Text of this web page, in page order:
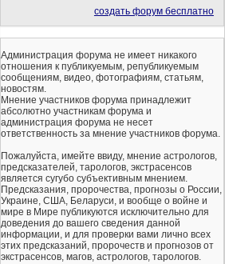
создать форум бесплатно
Администрация форума не имеет никакого
отношения к публикуемым, републикуемым
сообщениям, видео, фотографиям, статьям,
новостям.
Мнение участников форума принадлежит
абсолютно участникам форума и
администрация форума не несет
ответственность за мнение участников форума.
Пожалуйста, имейте ввиду, мнение астрологов,
предсказателей, тарологов, экстрасенсов
является сугубо субъективным мнением.
Предсказания, пророчества, прогнозы о России,
Украине, США, Беларуси, и вообще о войне и
мире в Мире публикуются исключительно для
доведения до вашего сведения данной
информации, и для проверки вами лично всех
этих предсказаний, пророчеств и прогнозов от
экстрасенсов, магов, астрологов, тарологов.